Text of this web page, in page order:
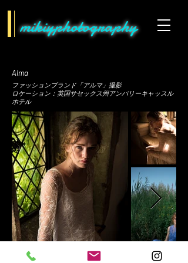
mikiyphotography
Alma
ファッションブランド「アルマ」撮影
ロケーション：英国サセックス州アンバリーキャッスル
ホテル